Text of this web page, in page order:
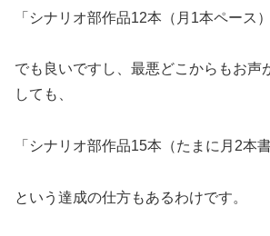
「シナリオ部作品12本（月1本ペース
でも良いですし、最悪どこからもお声
しても、
「シナリオ部作品15本（たまに月2本書
という達成の仕方もあるわけです。